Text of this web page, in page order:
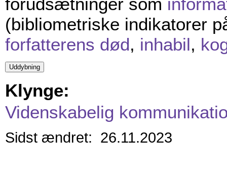
(bibliometriske indikatorer
forfatterens død, inhabil,
Klynge:
Videnskabelig
Sidst ændret: 26.11.2023